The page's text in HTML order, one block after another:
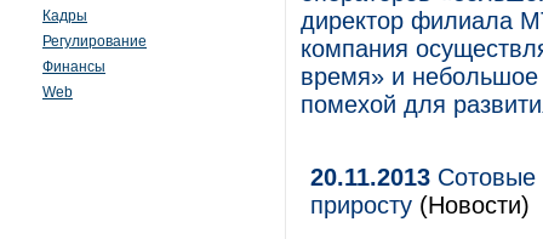
Кадры
Регулирование
Финансы
Web
директор филиала
компания
время» и небольшое
помехой для
20.11.2013 Сотовые
приросту (Новости)